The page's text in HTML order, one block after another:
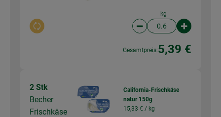
Auswahl ändern
kg
Artikelanzahl
Gesamtpreis:5,39 €
2 Stk
Becher
Frischkäse
California-Frischkäse
natur 150g
15,33 € / kg